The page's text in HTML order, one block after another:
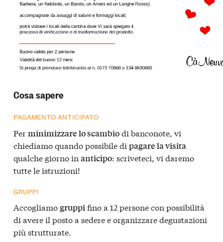
Cosa sapere
PAGAMENTO ANTICIPATO
Perminimizzare lo scambiodi banconote, vi
chiediamo quando possibile di pagare la visita
qualche giorno in anticipo: scriveteci, vi daremo
tutte le istruzioni!
GRUPPI
Accogliamogruppifino a 12 persone con possibilità
di avere il posto a sedere e organizzare degustazioni
più strutturate.